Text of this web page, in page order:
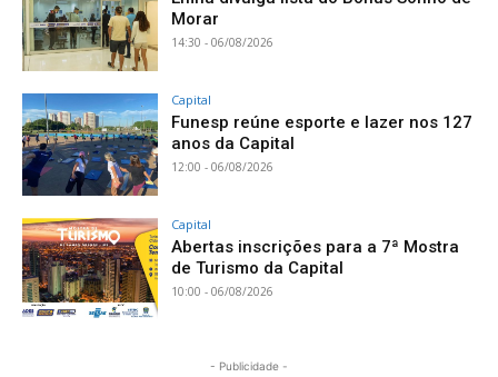
Morar
14:30 - 06/08/2026
Capital
Funesp reúne esporte e lazer nos 127
anos da Capital
12:00 - 06/08/2026
Capital
Abertas inscrições para a 7ª Mostra
de Turismo da Capital
10:00 - 06/08/2026
- Publicidade -